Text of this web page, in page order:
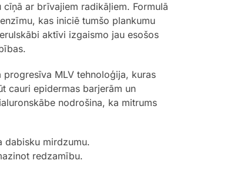
ar brīvajiem radikāļiem. Formulā
kas iniciē tumšo plankumu
aktīvi izgaismo jau esošos
MLV tehnoloģija, kuras
cauri epidermas barjerām un
nodrošina, ka mitrums
dabisku mirdzumu.
redzamību.